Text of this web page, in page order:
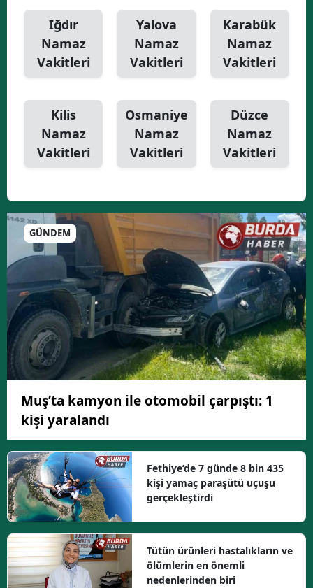
Iğdır
Namaz
Vakitleri
Yalova
Namaz
Vakitleri
Karabük
Namaz
Vakitleri
Kilis
Namaz
Vakitleri
Osmaniye
Namaz
Vakitleri
Düzce
Namaz
Vakitleri
GÜNDEM
Muş’ta kamyon ile otomobil çarpıştı: 1
kişi yaralandı
Fethiye’de 7 günde 8 bin 435
kişi yamaç paraşütü uçuşu
gerçekleştirdi
Tütün ürünleri hastalıkların ve
ölümlerin en önemli
nedenlerinden biri